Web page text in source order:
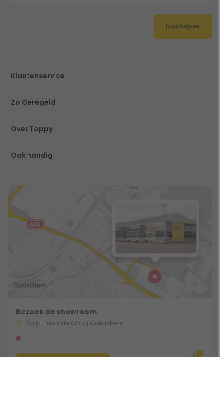
Inschrijven
Klantenservice
Zo Geregeld
Over Toppy
Ook handig
Bezoek de showroom
Spijk - aan de A15 bij Gorinchem